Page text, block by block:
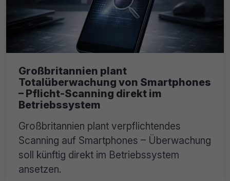
Großbritannien plant
Totalüberwachung von Smartphones
– Pflicht-Scanning direkt im
Betriebssystem
Großbritannien plant verpflichtendes
Scanning auf Smartphones – Überwachung
soll künftig direkt im Betriebssystem
ansetzen.